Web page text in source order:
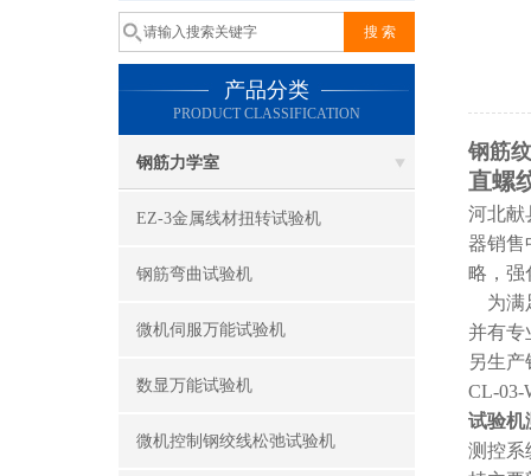
产品分类
PRODUCT CLASSIFICATION
钢筋力学室
EZ-3金属线材扭转试验机
钢筋弯曲试验机
微机伺服万能试验机
数显万能试验机
微机控制钢绞线松弛试验机
钢筋
直螺
河北献
器销售
略，强
为满
并有专
另生产
CL-03-
试验机
测控系